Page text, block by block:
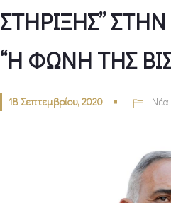
ΣΤΗΡΙΞΗΣ”
“Η ΦΩΝΗ ΤΗΣ
18 Σεπτεμβρίου, 2020